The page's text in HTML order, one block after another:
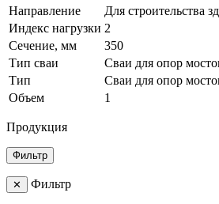
Направление
Для строительства
Индекс нагрузки 2
Сечение, мм
350
Тип сваи
Сваи для опор
Тип
Сваи для опор
Объем
1
Продукция
Фильтр
✕ Фильтр